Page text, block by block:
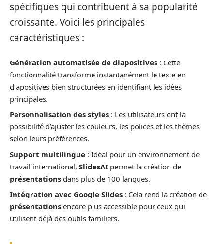
spécifiques qui contribuent à sa popularité
croissante. Voici les principales
caractéristiques :
Génération automatisée de diapositives : Cette
fonctionnalité transforme instantanément le texte en
diapositives bien structurées en identifiant les idées
principales.
Personnalisation des styles : Les utilisateurs ont la
possibilité d’ajuster les couleurs, les polices et les thèmes
selon leurs préférences.
Support multilingue : Idéal pour un environnement de
travail international, SlidesAI permet la création de
présentations dans plus de 100 langues.
Intégration avec Google Slides : Cela rend la création de
présentations encore plus accessible pour ceux qui
utilisent déjà des outils familiers.